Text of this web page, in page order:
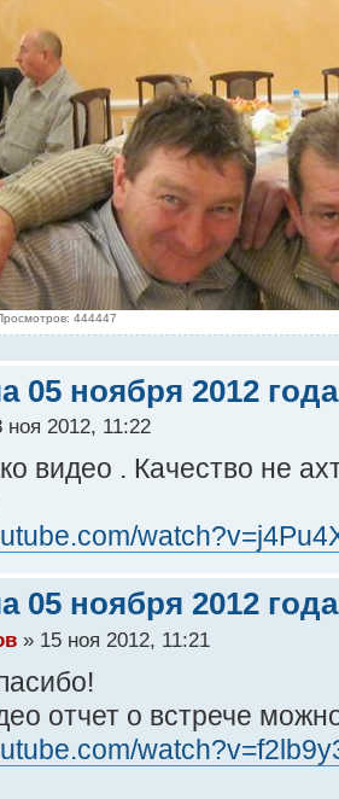
444447
05 ноября 2012 года
ноя 2012, 11:22
видео . Качество не
05 ноября 2012 года
» 15 ноя 2012, 11:21
отчет о встрече